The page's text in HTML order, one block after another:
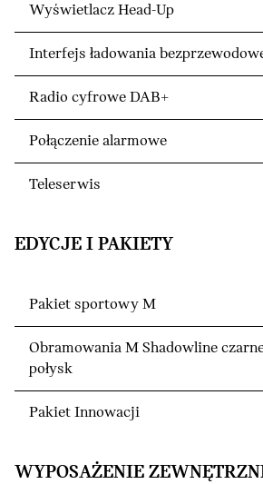
Wyświetlacz Head-Up
Interfejs ładowania
Radio cyfrowe DAB+
Połączenie alarmowe
Teleserwis
EDYCJE I PAKIETY
Pakiet sportowy M
Obramowania M Shadowline
połysk
Pakiet Innowacji
WYPOSAŻENIE